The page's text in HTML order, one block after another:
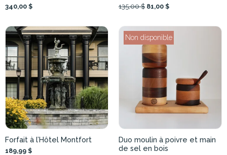
340,00 $ 135,00 $ 81,00 $
Forfait à l’Hôtel Montfort
189,99 $
Non disponible
Duo moulin à poivre et main
de sel en bois